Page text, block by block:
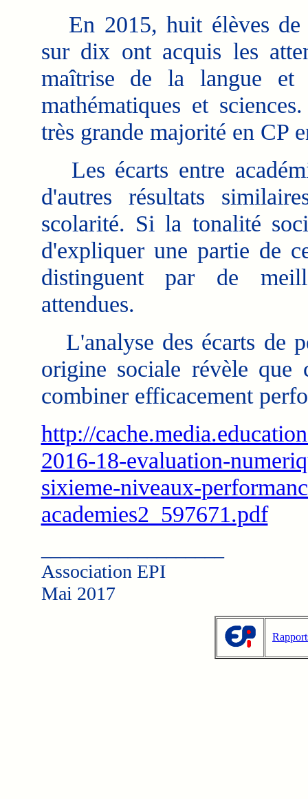
En 2015, huit élèves de
sur dix ont acquis les
maîtrise de la langue
mathématiques et
très grande majorité en CP
Les écarts entre
d'autres résultats
scolarité. Si la tonalité
d'expliquer une partie de
distinguent par de
attendues.
L'analyse des écarts de
origine sociale révèle que
combiner efficacement
http://
2016-18-evaluation-
sixieme-niveaux-
academies2_597671.pdf
Association EPI
Mai 2017